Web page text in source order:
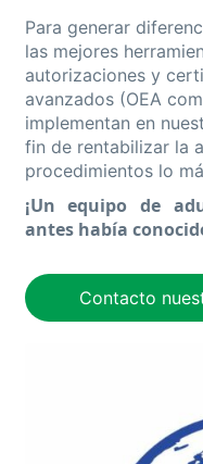
Para generar
las mejores
autorizaciones y
avanzados (OEA
implementan en
fin de rentabilizar la
procedimientos lo
¡Un equipo de
antes había
Contacto